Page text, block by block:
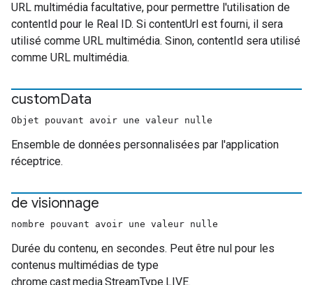
URL multimédia facultative, pour permettre l'utilisation de
contentId pour le Real ID. Si contentUrl est fourni, il sera
utilisé comme URL multimédia. Sinon, contentId sera utilisé
comme URL multimédia.
customData
Objet pouvant avoir une valeur nulle
Ensemble de données personnalisées par l'application
réceptrice.
de visionnage
nombre pouvant avoir une valeur nulle
Durée du contenu, en secondes. Peut être nul pour les
contenus multimédias de type
chrome.cast.media.StreamType.LIVE.